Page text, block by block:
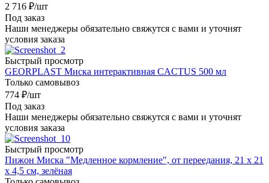
2 716 ₽/шт
Под заказ
Наши менеджеры обязательно свяжутся с вами и уточнят
условия заказа
Быстрый просмотр
GEORPLAST Миска интерактивная CACTUS 500 мл
Только самовывоз
774 ₽/шт
Под заказ
Наши менеджеры обязательно свяжутся с вами и уточнят
условия заказа
Быстрый просмотр
Пижон Миска "Медленное кормление", от переедания, 21 х 21
х 4,5 см, зелёная